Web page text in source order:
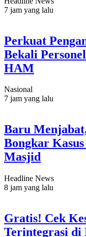
7 jam yang lalu
Perkuat
Bekali
HAM
Nasional
7 jam yang lalu
Baru
Bongkar
Masjid
Headline News
8 jam yang lalu
Gratis! Cek
Terintegrasi di